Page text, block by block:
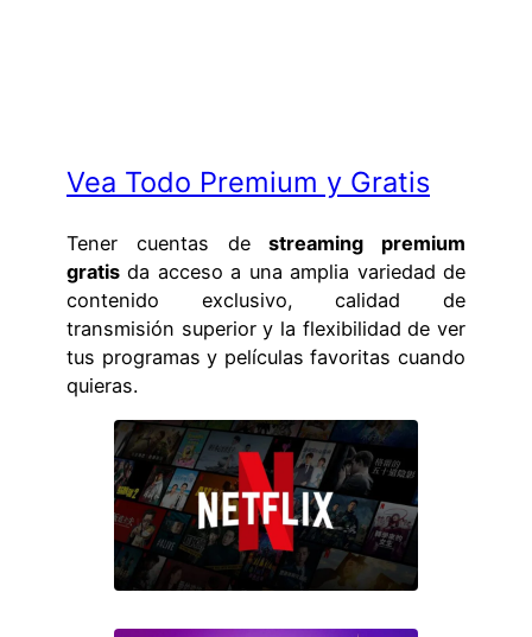
Vea Todo Premium y Gratis
Tener cuentas destreaming premium
gratis da acceso a una amplia variedad de
contenido exclusivo, calidad de
transmisión superior y la flexibilidad de ver
tus programas y películas favoritas cuando
quieras.